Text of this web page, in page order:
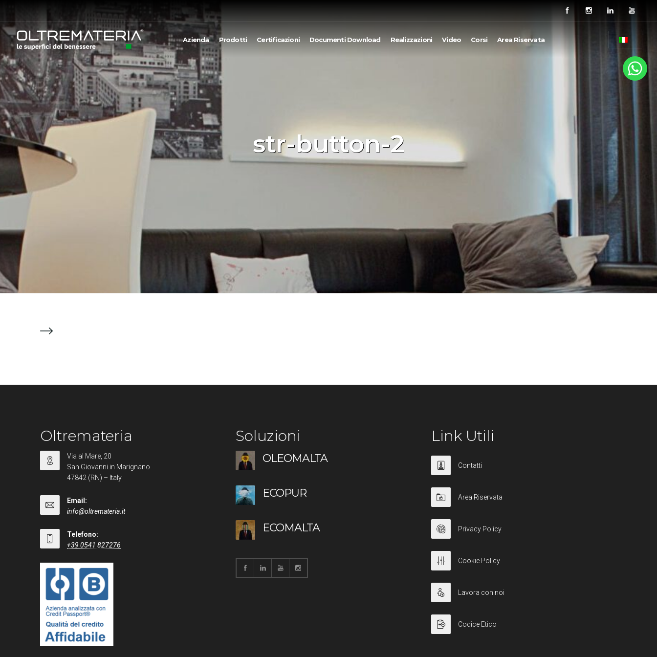
Azienda Prodotti Certificazioni Documenti Download Realizzazioni Video Corsi Area Riservata
str-button-2
Oltremateria
Via al Mare, 20
San Giovanni in Marignano
47842 (RN) – Italy
Email:
info@oltremateria.it
Telefono:
+39 0541 827276
Soluzioni
OLEOMALTA
ECOPUR
ECOMALTA
Link Utili
Contatti
Area Riservata
Privacy Policy
Cookie Policy
Lavora con noi
Codice Etico